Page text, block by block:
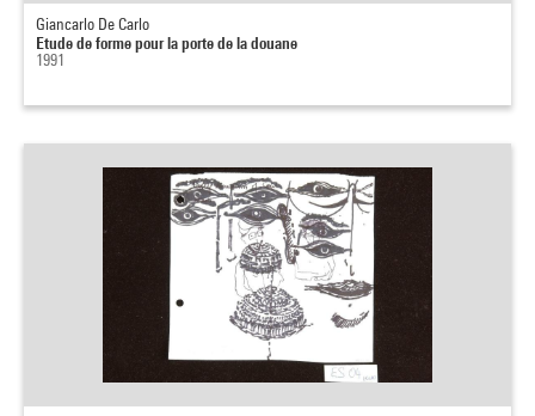
Giancarlo De Carlo
Etude de forme pour la porte de la douane
1991